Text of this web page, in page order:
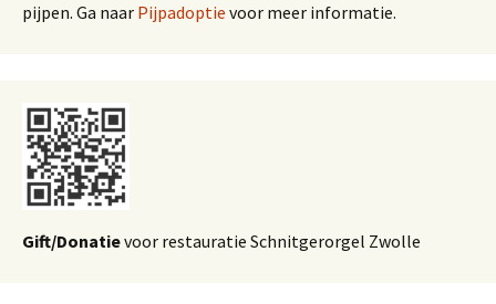
pijpen. Ga naar Pijpadoptie voor meer informatie.
Gift/Donatievoor restauratie Schnitgerorgel Zwolle